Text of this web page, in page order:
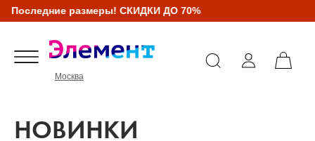
Последние размеры! СКИДКИ ДО 70%
Москва
НОВИНКИ